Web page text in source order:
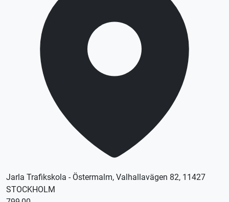
Jarla Trafikskola - Östermalm, Valhallavägen 82, 11427
STOCKHOLM